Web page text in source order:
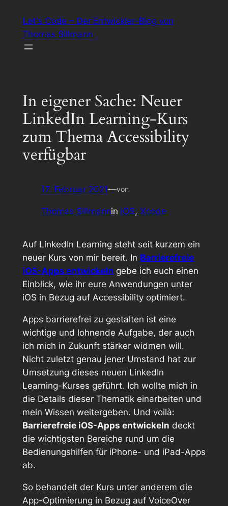
Inhalt
springen
Let's Code – Der Entwickler-Blog von
Thomas Sillmann
In eigener Sache: Neuer
LinkedIn Learning-Kurs
zum Thema Accessibility
verfügbar
17. Februar 2021—von
Thomas Sillmannin iOS, Xcode
Auf LinkedIn Learning steht seit kurzem ein
neuer Kurs von mir bereit. In Barrierefreie
iOS-Apps entwickeln gebe ich euch einen
Einblick, wie ihr eure Anwendungen unter
iOS in Bezug auf Accessibility optimiert.
Apps barrierefrei zu gestalten ist eine
wichtige und lohnende Aufgabe, der auch
ich mich in Zukunft stärker widmen will.
Nicht zuletzt genau jener Umstand hat zur
Umsetzung dieses neuen LinkedIn
Learning-Kurses geführt. Ich wollte mich in
die Details dieser Thematik einarbeiten und
mein Wissen weitergeben. Und voilà:
Barrierefreie iOS-Apps entwickeln deckt
die wichtigsten Bereiche rund um die
Bedienungshilfen für iPhone- und iPad-Apps
ab.
So behandelt der Kurs unter anderem die
App-Optimierung in Bezug auf VoiceOver